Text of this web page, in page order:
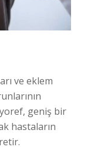
ve eklem
geniş bir
hastaların